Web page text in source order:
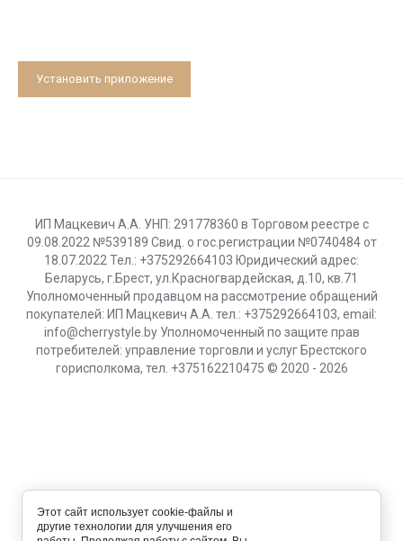
Установить приложение
ИП Мацкевич А.А. УНП: 291778360 в Торговом реестре с
09.08.2022 №539189 Свид. о гос.регистрации №0740484 от
18.07.2022 Тел.: +375292664103 Юридический адрес:
Беларусь, г.Брест, ул.Красногвардейская, д.10, кв.71
Уполномоченный продавцом на рассмотрение обращений
покупателей: ИП Мацкевич А.А. тел.: +375292664103, email:
info@cherrystyle.by Уполномоченный по защите прав
потребителей: управление торговли и услуг Брестского
горисполкома, тел. +375162210475 © 2020 - 2026
Этот сайт использует cookie-файлы и
другие технологии для улучшения его